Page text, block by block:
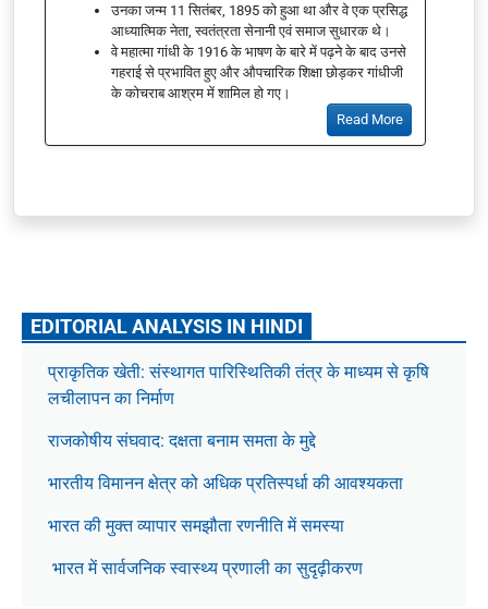
उनका जन्म 11 सितंबर, 1895 को हुआ था और वे एक प्रसिद्ध
आध्यात्मिक नेता, स्वतंत्रता सेनानी एवं समाज सुधारक थे।
वे महात्मा गांधी के 1916 के भाषण के बारे में पढ़ने के बाद उनसे
गहराई से प्रभावित हुए और औपचारिक शिक्षा छोड़कर गांधीजी
के कोचराब आश्रम में शामिल हो गए।
Read More
EDITORIAL ANALYSIS IN HINDI
प्राकृतिक खेती: संस्थागत पारिस्थितिकी तंत्र के माध्यम से कृषि
लचीलापन का निर्माण
राजकोषीय संघवाद: दक्षता बनाम समता के मुद्दे
भारतीय विमानन क्षेत्र को अधिक प्रतिस्पर्धा की आवश्यकता
भारत की मुक्त व्यापार समझौता रणनीति में समस्या
भारत में सार्वजनिक स्वास्थ्य प्रणाली का सुदृढ़ीकरण